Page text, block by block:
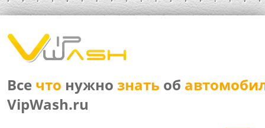
Все что нужно знать об
VipWash.ru